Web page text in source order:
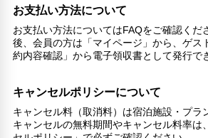
お支払い方法について
お支払い方法についてはFAQをご確認くだ
後、会員の方は「マイページ」から、ゲス
約内容確認」から電子領収書として発行で
キャンセルポリシーについて
キャンセル料（取消料）は宿泊施設・プラ
キャンセルの無料期間やキャンセル料率は